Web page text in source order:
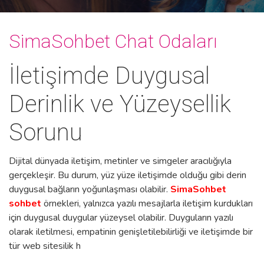
SimaSohbet Chat Odaları
İletişimde Duygusal
Derinlik ve Yüzeysellik
Sorunu
Dijital dünyada iletişim, metinler ve simgeler aracılığıyla
gerçekleşir. Bu durum, yüz yüze iletişimde olduğu gibi derin
duygusal bağların yoğunlaşması olabilir. SimaSohbet
sohbet örnekleri, yalnızca yazılı mesajlarla iletişim kurdukları
için duygusal duygular yüzeysel olabilir. Duyguların yazılı
olarak iletilmesi, empatinin genişletilebilirliği ve iletişimde bir
tür web sitesilik h